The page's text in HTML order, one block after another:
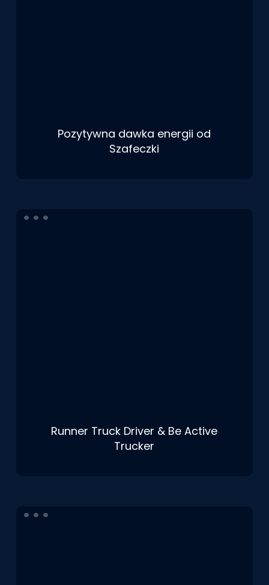
Pozytywna dawka energii od
Szafeczki
Runner Truck Driver & Be Active
Trucker